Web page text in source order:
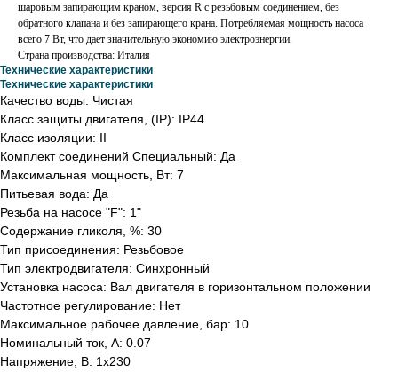
шаровым запирающим краном, версия R с резьбовым соединением, без
обратного клапана и без запирающего крана. Потребляемая мощность насоса
всего 7 Вт, что дает значительную экономию электроэнергии.
Страна производствa: Италия
Технические характеристики
Технические характеристики
Качество воды: Чистая
Класс защиты двигателя, (IP): IP44
Класс изоляции: II
Комплект соединений Специальный: Да
Максимальная мощность, Вт: 7
Питьевая вода: Да
Резьба на насосе "F": 1"
Содержание гликоля, %: 30
Тип присоединения: Резьбовое
Тип электродвигателя: Синхронный
Установка насоса: Вал двигателя в горизонтальном положении
Частотное регулирование: Нет
Максимальное рабочее давление, бар: 10
Номинальный ток, А: 0.07
Напряжение, В: 1x230